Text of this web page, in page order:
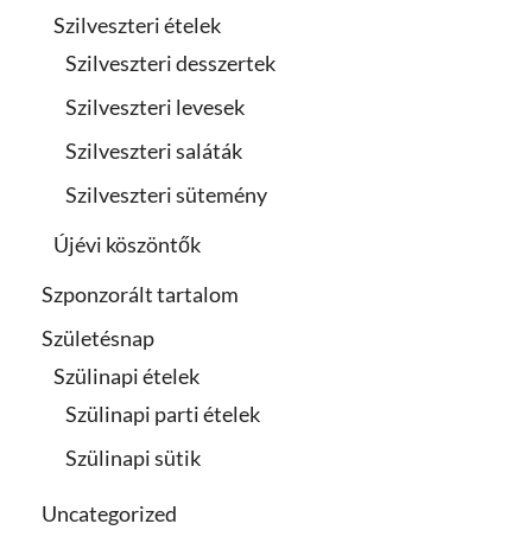
Szilveszteri ételek
Szilveszteri desszertek
Szilveszteri levesek
Szilveszteri saláták
Szilveszteri sütemény
Újévi köszöntők
Szponzorált tartalom
Születésnap
Szülinapi ételek
Szülinapi parti ételek
Szülinapi sütik
Uncategorized